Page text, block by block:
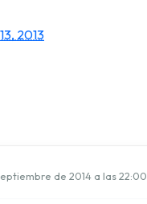
2013
de 2014 a las 22:00